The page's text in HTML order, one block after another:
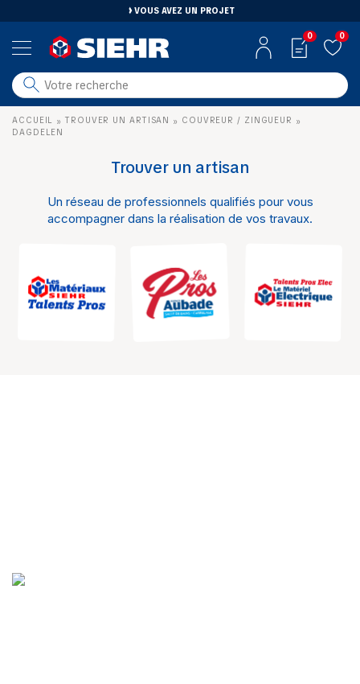
VOUS AVEZ UN PROJET
salle de bain
carrelage
matériaux
aménagement
0 0
ACCUEIL » TROUVER UN ARTISAN » COUVREUR / ZINGUEUR »
DAGDELEN
Trouver un artisan
Un réseau de professionnels qualifiés pour vous
accompagner dans la réalisation de vos travaux.